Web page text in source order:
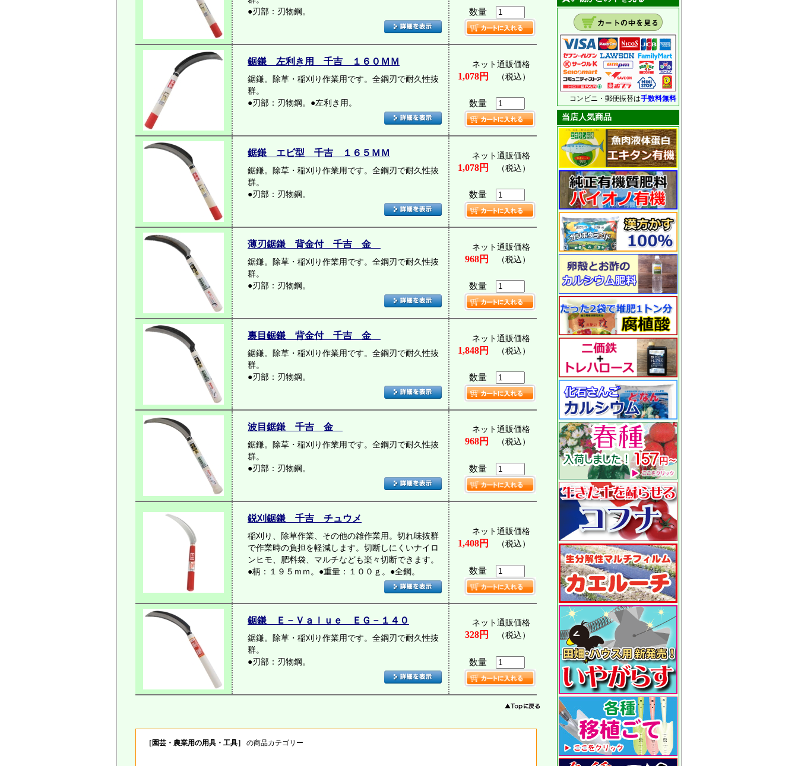
●刃部：刃物鋼。
数量
鋸鎌 左利き用 千吉 １６０ＭＭ
鋸鎌。除草・稲刈り作業用です。全鋼刃で耐久性抜
群。
●刃部：刃物鋼。●左利き用。
ネット通販価格
1,078円 （税込）
数量
鋸鎌 エビ型 千吉 １６５ＭＭ
鋸鎌。除草・稲刈り作業用です。全鋼刃で耐久性抜
群。
●刃部：刃物鋼。
ネット通販価格
1,078円 （税込）
数量
薄刃鋸鎌 背金付 千吉 金
鋸鎌。除草・稲刈り作業用です。全鋼刃で耐久性抜
群。
●刃部：刃物鋼。
ネット通販価格
968円 （税込）
数量
裏目鋸鎌 背金付 千吉 金
鋸鎌。除草・稲刈り作業用です。全鋼刃で耐久性抜
群。
●刃部：刃物鋼。
ネット通販価格
1,848円 （税込）
数量
波目鋸鎌 千吉 金
鋸鎌。除草・稲刈り作業用です。全鋼刃で耐久性抜
群。
●刃部：刃物鋼。
ネット通販価格
968円 （税込）
数量
鋭刈鋸鎌 千吉 チュウメ
稲刈り、除草作業、その他の雑作業用。切れ味抜群
で作業時の負担を軽減します。切断しにくいナイロ
ンヒモ、肥料袋、マルチなども楽々切断できます。
●柄：１９５ｍｍ。●重量：１００ｇ。●全鋼。
ネット通販価格
1,408円 （税込）
数量
鋸鎌 Ｅ－Ｖａｌｕｅ ＥＧ－１４０
鋸鎌。除草・稲刈り作業用です。全鋼刃で耐久性抜
群。
●刃部：刃物鋼。
ネット通販価格
328円 （税込）
数量
［園芸・農業用の用具・工具］ の商品カテゴリー
コンビニ・郵便振替は手数料無料
当店人気商品